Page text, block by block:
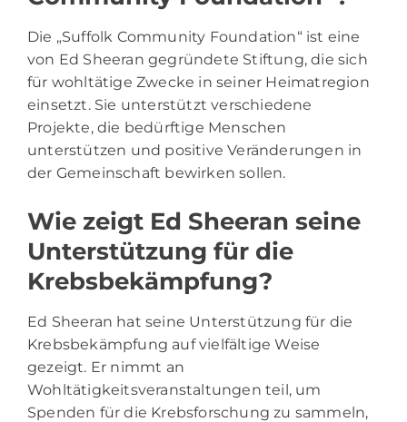
Die „Suffolk Community Foundation“ ist eine
von Ed Sheeran gegründete Stiftung, die sich
für wohltätige Zwecke in seiner Heimatregion
einsetzt. Sie unterstützt verschiedene
Projekte, die bedürftige Menschen
unterstützen und positive Veränderungen in
der Gemeinschaft bewirken sollen.
Wie zeigt Ed Sheeran seine
Unterstützung für die
Krebsbekämpfung?
Ed Sheeran hat seine Unterstützung für die
Krebsbekämpfung auf vielfältige Weise
gezeigt. Er nimmt an
Wohltätigkeitsveranstaltungen teil, um
Spenden für die Krebsforschung zu sammeln,